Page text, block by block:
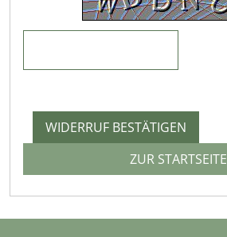
WIDERRUF BESTÄTIGEN
ZUR STARTSEITE